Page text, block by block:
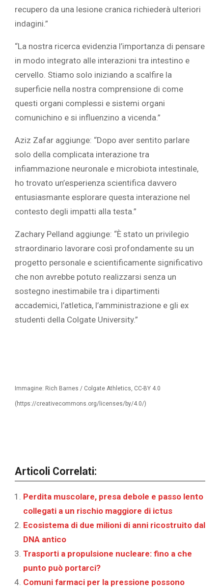
recupero da una lesione cranica richiederà ulteriori
indagini.”
“La nostra ricerca evidenzia l’importanza di pensare
in modo integrato alle interazioni tra intestino e
cervello. Stiamo solo iniziando a scalfire la
superficie nella nostra comprensione di come
questi organi complessi e sistemi organi
comunichino e si influenzino a vicenda.”
Aziz Zafar aggiunge: “Dopo aver sentito parlare
solo della complicata interazione tra
infiammazione neuronale e microbiota intestinale,
ho trovato un’esperienza scientifica davvero
entusiasmante esplorare questa interazione nel
contesto degli impatti alla testa.”
Zachary Pelland aggiunge: “È stato un privilegio
straordinario lavorare così profondamente su un
progetto personale e scientificamente significativo
che non avrebbe potuto realizzarsi senza un
sostegno inestimabile tra i dipartimenti
accademici, l’atletica, l’amministrazione e gli ex
studenti della Colgate University.”
Immagine: Rich Barnes / Colgate Athletics, CC-BY 4.0
(https://creativecommons.org/licenses/by/4.0/)
Articoli Correlati:
Perdita muscolare, presa debole e passo lento
collegati a un rischio maggiore di ictus
Ecosistema di due milioni di anni ricostruito dal
DNA antico
Trasporti a propulsione nucleare: fino a che
punto può portarci?
Comuni farmaci per la pressione possono